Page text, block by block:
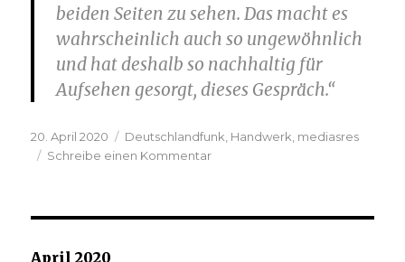
beiden Seiten zu sehen. Das macht es
wahrscheinlich auch so ungewöhnlich
und hat deshalb so nachhaltig für
Aufsehen gesorgt, dieses Gespräch.“
Veröffentlicht
am
20. April 2020 Kategorien
Deutschlandfunk Handwerk mediasres
Schreibe einen Kommentarzu
April 2020